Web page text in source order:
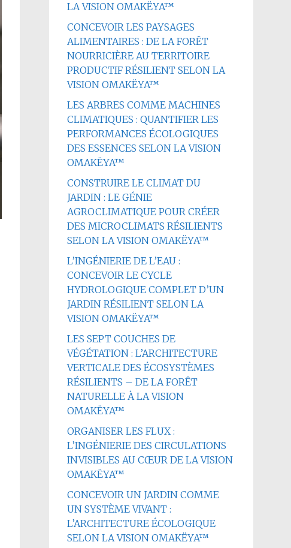
LA VISION OMAKËYA™
CONCEVOIR LES PAYSAGES
ALIMENTAIRES : DE LA FORÊT
NOURRICIÈRE AU TERRITOIRE
PRODUCTIF RÉSILIENT SELON LA
VISION OMAKËYA™
LES ARBRES COMME MACHINES
CLIMATIQUES : QUANTIFIER LES
PERFORMANCES ÉCOLOGIQUES
DES ESSENCES SELON LA VISION
OMAKËYA™
CONSTRUIRE LE CLIMAT DU
JARDIN : LE GÉNIE
AGROCLIMATIQUE POUR CRÉER
DES MICROCLIMATS RÉSILIENTS
SELON LA VISION OMAKËYA™
L’INGÉNIERIE DE L’EAU :
CONCEVOIR LE CYCLE
HYDROLOGIQUE COMPLET D’UN
JARDIN RÉSILIENT SELON LA
VISION OMAKËYA™
LES SEPT COUCHES DE
VÉGÉTATION : L’ARCHITECTURE
VERTICALE DES ÉCOSYSTÈMES
RÉSILIENTS – DE LA FORÊT
NATURELLE À LA VISION
OMAKËYA™
ORGANISER LES FLUX :
L’INGÉNIERIE DES CIRCULATIONS
INVISIBLES AU CŒUR DE LA VISION
OMAKËYA™
CONCEVOIR UN JARDIN COMME
UN SYSTÈME VIVANT :
L’ARCHITECTURE ÉCOLOGIQUE
SELON LA VISION OMAKËYA™